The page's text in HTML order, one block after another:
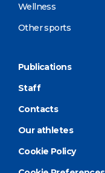
Wellness
Other sports
Publications
Staff
Contacts
Our athletes
Cookie Policy